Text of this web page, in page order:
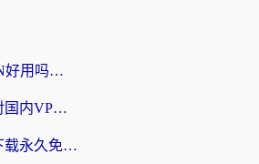
海外党必看：穿梭VPN好用吗？和云帆VPN对比哪个回国效果更好？附真实测评+避坑指南
海外党必看：如何选对国内VPN，实现无缝访问国内资源？
海外党必看：加速器下载永久免费版真的存在吗？教你无缝访问国内资源的正确姿势